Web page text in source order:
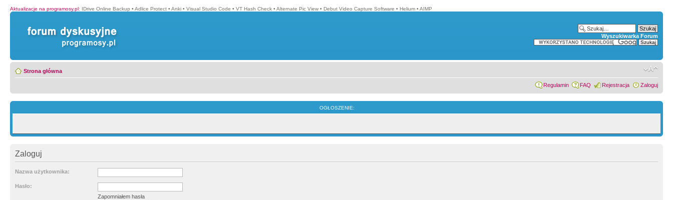
Aktualizacje na programosy.pl: IDrive Online Backup • Adlice Protect • Anki • Visual Studio Code • VT Hash Check • Alternate Pic View • Debut Video Capture Software • Helium • AIMP
Wyszukiwarka Forum
Strona główna
Regulamin FAQ Rejestracja Zaloguj
OGŁOSZENIE:
Zaloguj
Nazwa użytkownika:
Hasło:
Zapomniałem hasła